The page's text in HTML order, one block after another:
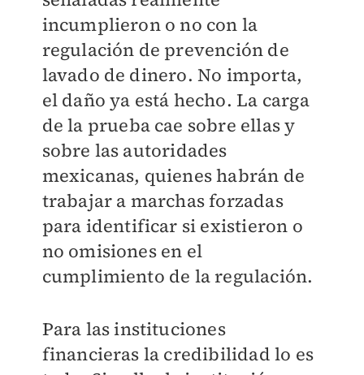
incumplieron o no con la
regulación de prevención de
lavado de dinero. No importa,
el daño ya está hecho. La carga
de la prueba cae sobre ellas y
sobre las autoridades
mexicanas, quienes habrán de
trabajar a marchas forzadas
para identificar si existieron o
no omisiones en el
cumplimiento de la regulación.
Para las instituciones
financieras la credibilidad lo es